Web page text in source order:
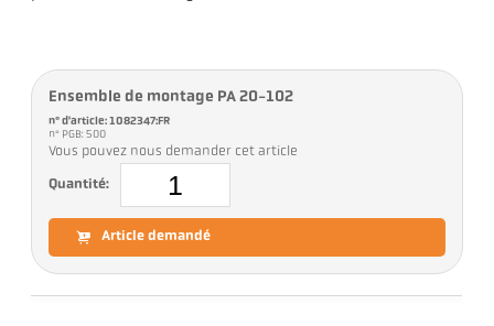
Ensemble de montage PA 20-102
n° d'article: 1082347:FR
n° PGB: 500
Vous pouvez nous demander cet article
Quantité:
Article demandé